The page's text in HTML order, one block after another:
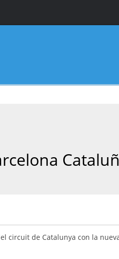
circuit de Catalunya con la